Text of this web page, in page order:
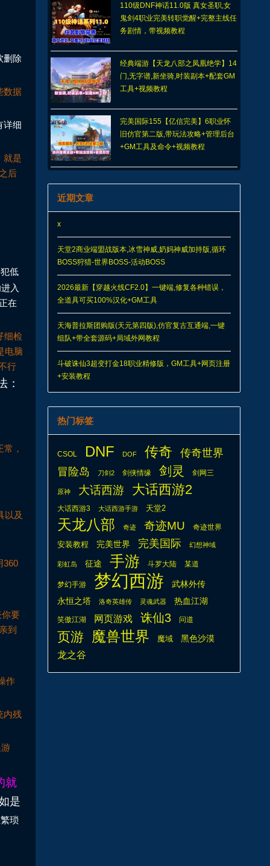
删除
数据
详细
就是
后
低
入
在
细检
电脑
行
：
，
以及
360
要
到
作
内残
就
是
琐
110级DNF神话11.0版 真女圣职,女
鬼剑4职业完美转职觉醒+完整主线任
务剧情，带视频教程
经典端游【天龙八部之凤凰绝学】14
门,无字谱,新坐骑,时装副本+配套GM
工具+视频教程
完美国际155【亿信完美】6职业怀
旧仿官第二版,带玩法攻略+管理后台
+GM工具及命令+视频教程
近期文章
x
天堂2商业端盟战版本,冰雪神威,奶妈神威加持版,循环
BOSS狩猎-世界BOSS-活动BOSS
2026最新【穿越火线CF2.0】一键端,修复各种错误，
全道具可买100%汉化+GM工具
天海普拉斯团购版(天元第四版),仿官复古互通端,一键
组队+带全套源码+局域外网教程
斗破诛仙3超变打金18职业精修版，GM工具+网页注册
+安装教程
热门标签
CSOL DNF DOF 传奇 传奇世界
冒险岛 刀剑2 剑侠情缘 剑灵 剑网三
原神 大话西游 大话西游2
大话西游3 大话西游手游 天堂2
天龙八部 奇迹 奇迹MU 奇迹世界
安装教程 完美世界 完美国际 幻想神域
彩虹岛 征途 手游 斗罗大陆 某道
梦幻手游 梦幻西游
武林外传
永恒之塔
洛奇英雄传 灵魂武器 热血江湖
笑傲江湖 网页游戏 诛仙3 问道
页游 魔兽世界 魔域 黑色沙漠
龙之谷